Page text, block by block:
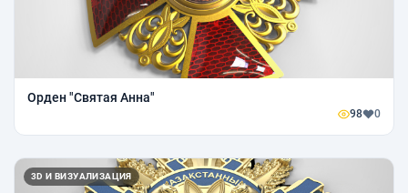
Орден "Святая Анна"
98 0
3D И ВИЗУАЛИЗАЦИЯ